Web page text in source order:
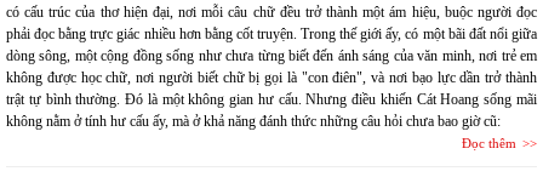
có cấu trúc của thơ hiện đại, nơi mỗi câu chữ đều trở thành một ám hiệu, buộc người đọc
phải đọc bằng trực giác nhiều hơn bằng cốt truyện. Trong thế giới ấy, có một bãi đất nổi giữa
dòng sông, một cộng đồng sống như chưa từng biết đến ánh sáng của văn minh, nơi trẻ em
không được học chữ, nơi người biết chữ bị gọi là "con điên", và nơi bạo lực dần trở thành
trật tự bình thường. Đó là một không gian hư cấu. Nhưng điều khiến Cát Hoang sống mãi
không nằm ở tính hư cấu ấy, mà ở khả năng đánh thức những câu hỏi chưa bao giờ cũ:
Đọc thêm